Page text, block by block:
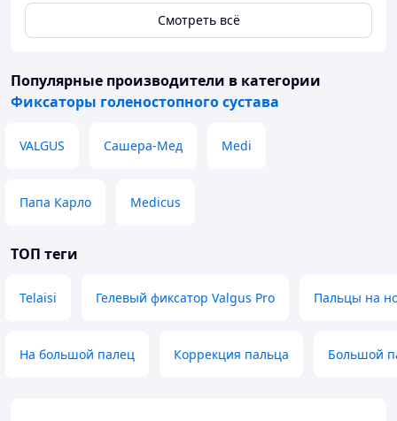
Смотреть всё
Популярные производители в категории
Фиксаторы голеностопного сустава
VALGUS Сашера-Мед Medi
Папа Карло Medicus
ТОП теги
Telaisi Гелевый фиксатор Valgus Pro Пальцы на
На большой палец Коррекция пальца Большой